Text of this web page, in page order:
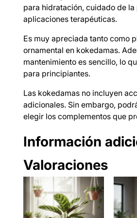
para hidratación, cuidado de la
aplicaciones terapéuticas.
Es muy apreciada tanto como
ornamental en kokedamas.
mantenimiento es sencillo, lo
para principiantes.
Las kokedamas no incluyen
adicionales. Sin embargo,
elegir los complementos que
Información
A
i
b
a
l
Peso
Dimensiones 13
Valoraciones
0